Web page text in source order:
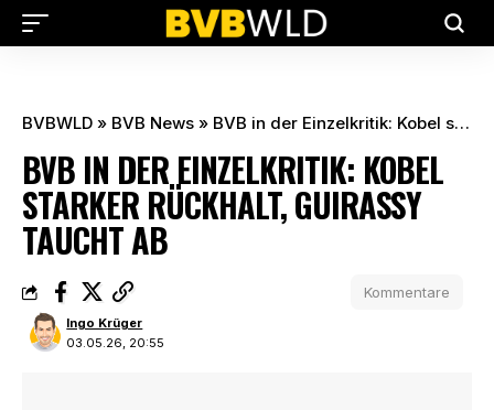
BVBWLD » BVB News » BVB in der Einzelkritik: Kobel starker Rückhalt, Guirassy taucht ab
BVB IN DER EINZELKRITIK: KOBEL
STARKER RÜCKHALT, GUIRASSY
TAUCHT AB
03.05.26, 20:55
Ingo Krüger
Kommentare